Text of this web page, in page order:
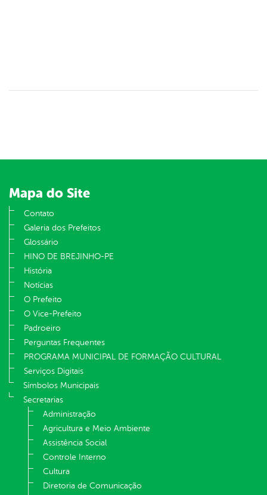
Mapa do Site
Contato
Galeria dos Prefeitos
Glossário
HINO DE BREJINHO-PE
História
Notícias
O Prefeito
O Vice-Prefeito
Padroeiro
Perguntas Frequentes
PROGRAMA MUNICIPAL DE FORMAÇÃO CULTURAL
Serviços Digitais
Símbolos Municipais
Secretarias
Administração
Agricultura e Meio Ambiente
Assistência Social
Controle Interno
Cultura
Diretoria de Comunicação